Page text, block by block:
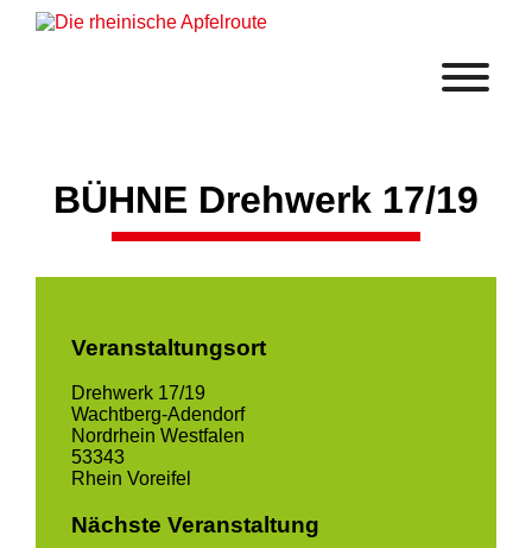
BÜHNE Drehwerk 17/19
Veranstaltungsort
Drehwerk 17/19
Wachtberg-Adendorf
Nordrhein Westfalen
53343
Rhein Voreifel
Nächste Veranstaltung